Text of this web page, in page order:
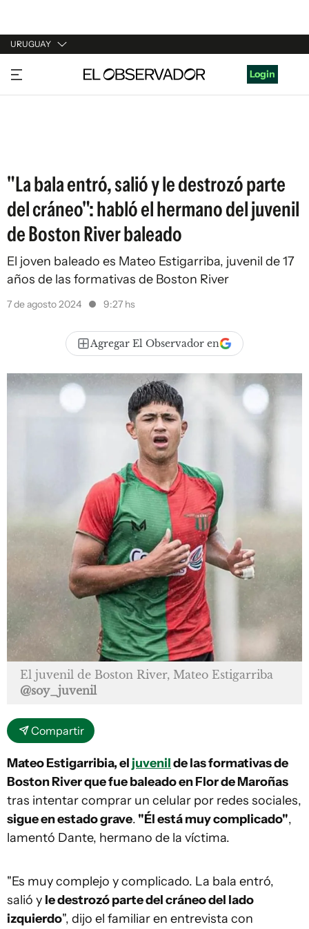
URUGUAY
URUGUAY
ARGENTINA
Login
"La bala entró, salió y le destrozó parte
del cráneo": habló el hermano del juvenil
de Boston River baleado
El joven baleado es Mateo Estigarriba, juvenil de 17
años de las formativas de Boston River
7 de agosto 2024 9:27 hs
Agregar El Observador en
El juvenil de Boston River, Mateo Estigarriba
@soy_juvenil
Compartir
Mateo Estigarribia, el juvenilde las formativas de
Boston River que fue baleado en Flor de Maroñas
tras intentar comprar un celular por redes sociales,
sigue en estado grave. "Él está muy complicado",
lamentó Dante, hermano de la víctima.
"Es muy complejo y complicado. La bala entró,
salió y le destrozó parte del cráneo del lado
izquierdo", dijo el familiar en entrevista con